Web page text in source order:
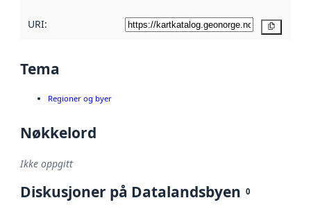
URI:
Tema
Regioner og byer
Nøkkelord
Ikke oppgitt
Diskusjoner på Datalandsbyen 0